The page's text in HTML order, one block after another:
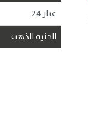
عيار 24
الجنيه الذهب